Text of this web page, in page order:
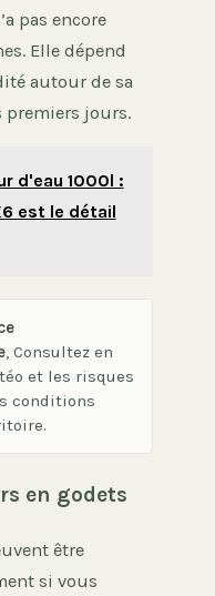
pas encore
Elle dépend
autour de sa
jours.
d'eau 1000l :
est le détail
, Consultez en
et les risques
conditions
en godets
être
si vous